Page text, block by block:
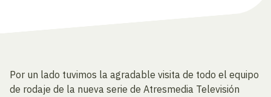
Por un lado tuvimos la agradable visita de todo el equipo
de rodaje de la nueva serie de Atresmedia Televisión